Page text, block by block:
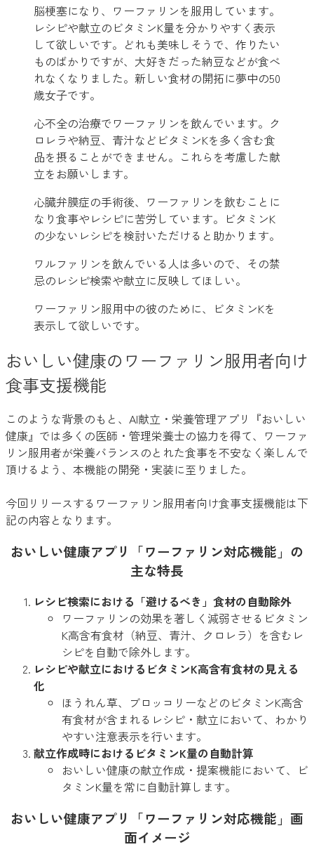
脳梗塞になり、ワーファリンを服用しています。
レシピや献立のビタミンK量を分かりやすく表示
して欲しいです。どれも美味しそうで、作りたい
ものばかりですが、大好きだった納豆などが食べ
れなくなりました。新しい食材の開拓に夢中の50
歳女子です。
心不全の治療でワーファリンを飲んでいます。ク
ロレラや納豆、青汁などビタミンKを多く含む食
品を摂ることができません。これらを考慮した献
立をお願いします。
心臓弁膜症の手術後、ワーファリンを飲むことに
なり食事やレシピに苦労しています。ビタミンK
の少ないレシピを検討いただけると助かります。
ワルファリンを飲んでいる人は多いので、その禁
忌のレシピ検索や献立に反映してほしい。
ワーファリン服用中の彼のために、ビタミンKを
表示して欲しいです。
おいしい健康のワーファリン服用者向け
食事支援機能
このような背景のもと、AI献立・栄養管理アプリ『おいしい
健康』では多くの医師・管理栄養士の協力を得て、ワーファ
リン服用者が栄養バランスのとれた食事を不安なく楽しんで
頂けるよう、本機能の開発・実装に至りました。
今回リリースするワーファリン服用者向け食事支援機能は下
記の内容となります。
おいしい健康アプリ「ワーファリン対応機能」の
主な特長
レシピ検索における「避けるべき」食材の自動除外
ワーファリンの効果を著しく減弱させるビタミン
K高含有食材（納豆、青汁、クロレラ）を含むレ
シピを自動で除外します。
レシピや献立におけるビタミンK高含有食材の見える
化
ほうれん草、ブロッコリーなどのビタミンK高含
有食材が含まれるレシピ・献立において、わかり
やすい注意表示を行います。
献立作成時におけるビタミンK量の自動計算
おいしい健康の献立作成・提案機能において、ビ
タミンK量を常に自動計算します。
おいしい健康アプリ「ワーファリン対応機能」画
面イメージ